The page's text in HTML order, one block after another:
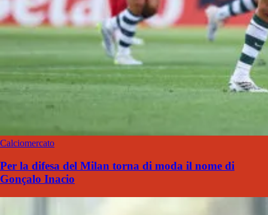
Calciomercato
Per la difesa del Milan torna di moda il nome di
Gonçalo Inacio